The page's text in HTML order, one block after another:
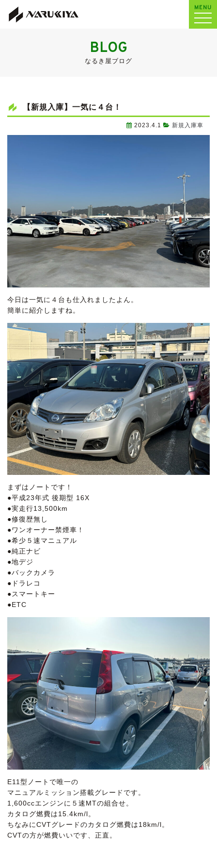
MENU
BLOG
なるき屋ブログ
【新規入庫】一気に４台！
2023.4.1 新規入庫車
今日は一気に４台も仕入れましたよん。
簡単に紹介しますね。
まずはノートです！
●平成23年式 後期型 16X
●実走行13,500km
●修復歴無し
●ワンオーナー禁煙車！
●希少５速マニュアル
●純正ナビ
●地デジ
●バックカメラ
●ドラレコ
●スマートキー
●ETC
E11型ノートで唯一の
マニュアルミッション搭載グレードです。
1,600ccエンジンに５速MTの組合せ。
カタログ燃費は15.4km/l。
ちなみにCVTグレードのカタログ燃費は18km/l。
CVTの方が燃費いいです、正直。